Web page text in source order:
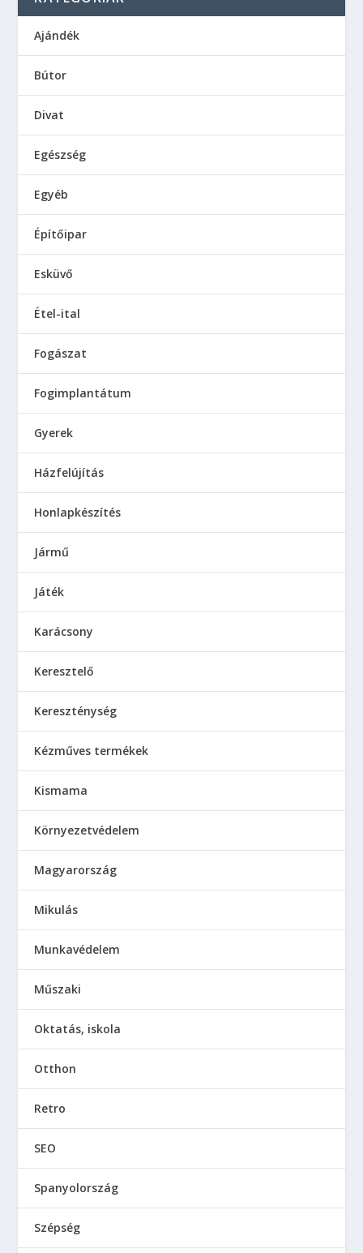
Ajándék
Bútor
Divat
Egészség
Egyéb
Építőipar
Esküvő
Étel-ital
Fogászat
Fogimplantátum
Gyerek
Házfelújítás
Honlapkészítés
Jármű
Játék
Karácsony
Keresztelő
Kereszténység
Kézműves termékek
Kismama
Környezetvédelem
Magyarország
Mikulás
Munkavédelem
Műszaki
Oktatás, iskola
Otthon
Retro
SEO
Spanyolország
Szépség